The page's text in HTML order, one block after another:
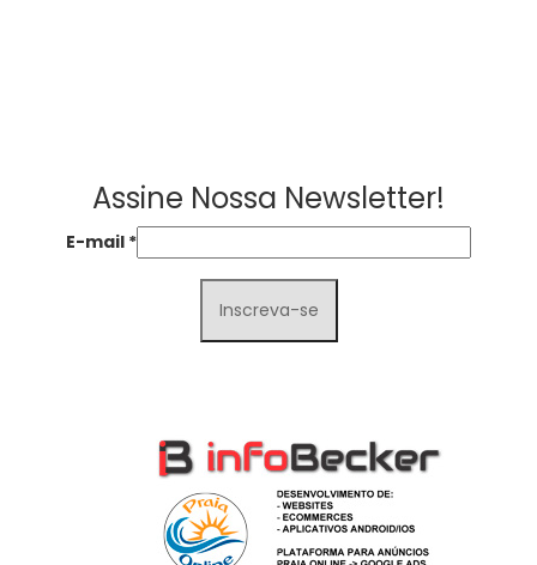
Assine Nossa Newsletter!
E-mail *